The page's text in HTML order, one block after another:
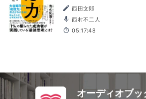
西田文郎
西村不二人
05:17:48
オーディオブッ